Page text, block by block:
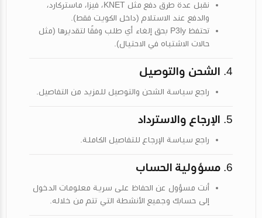
نقبل عدة طرق دفع مثل KNET، فيزا، ماستركارد،
والدفع عند الاستلام (داخل الكويت فقط).
تحتفظ P3ly بحق إلغاء أي طلب وفقًا لتقديرها (مثل
حالات الاشتباه في الاحتيال).
4. الشحن والتوصيل
راجع سياسة الشحن والتوصيل للمزيد من التفاصيل.
5. الإرجاع والاسترداد
راجع سياسة الإرجاع للتفاصيل الكاملة.
6. مسؤولية الحساب
أنت مسؤول عن الحفاظ على سرية معلومات الدخول
إلى حسابك وجميع الأنشطة التي تتم من خلاله.